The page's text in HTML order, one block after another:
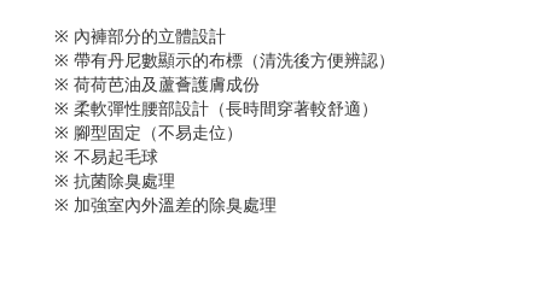
※ 內褲部分的立體設計
※ 帶有丹尼數顯示的布標（清洗後方便辨認）
※ 荷荷芭油及蘆薈護膚成份
※ 柔軟彈性腰部設計（長時間穿著較舒適）
※ 腳型固定（不易走位）
※ 不易起毛球
※ 抗菌除臭處理
※ 加強室內外溫差的除臭處理